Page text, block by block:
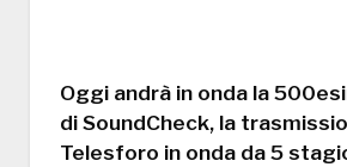
Oggi andrà in onda la
di SoundCheck, la
Telesforo in onda da 5